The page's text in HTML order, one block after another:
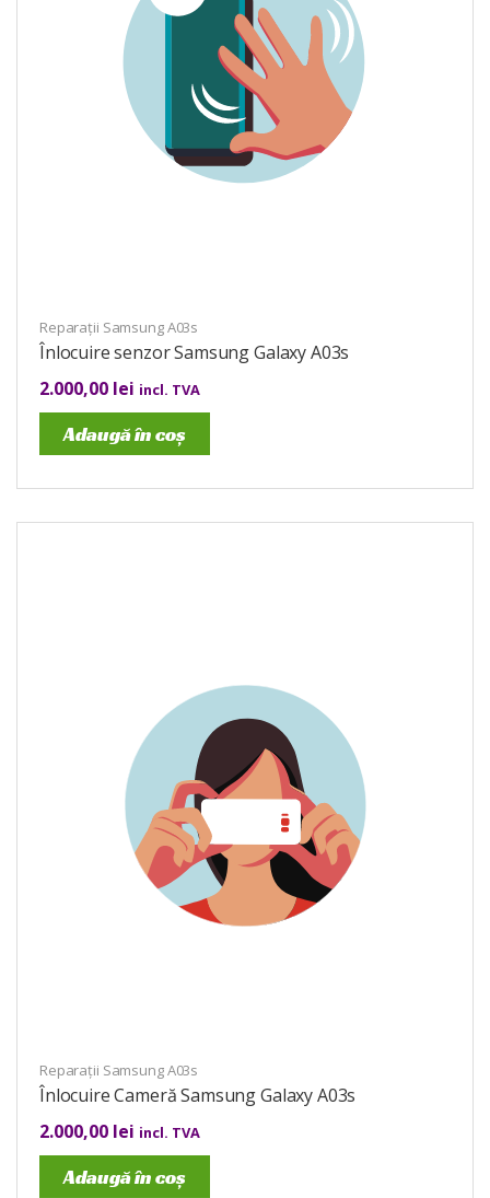
Reparații Samsung A03s
Înlocuire senzor Samsung Galaxy A03s
2.000,00 lei incl. TVA
Adaugă în coș
Reparații Samsung A03s
Înlocuire Cameră Samsung Galaxy A03s
2.000,00 lei incl. TVA
Adaugă în coș